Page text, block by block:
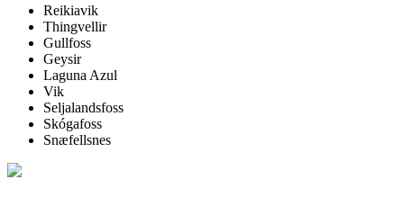
Reikiavik
Thingvellir
Gullfoss
Geysir
Laguna Azul
Vik
Seljalandsfoss
Skógafoss
Snæfellsnes